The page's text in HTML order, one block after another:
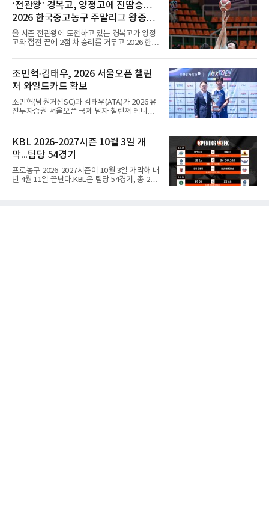
팀 주전 공격수인 그는 195㎝ 신장과 탄력을 바
탕으로 높은 스파이크 타점과 블로킹 능력을 갖
췄다는 평가를 받는다. 지난 7월 파키스탄에서
열린 CAVA 챔피언스컵에서는 팀을 3위로 이끌
며 베스트 윙 스파이커상을 받았다.구단 관계자
도움이 될 것으로 보고 영입했다고 밝혔다.타루
샤는 KB스타즈 합류가 기쁘다며, V리그
‘전관왕’ 경복고, 양정고에 진땀승…
2026 한국중고농구 주말리그 왕중왕
전 8강 진출
올 시즌 전관왕에 도전하고 있는 경복고가 양정
고와 접전 끝에 2점 차 승리를 거두고 2026 한국
복고는 10일 전남 해남 우슬체육관에서 열린 대
회 남고부 16강전에서 송영훈이 29점을 몰아넣
는 맹활약을 펼친 데 힘입어 양정고를 76-74로
물리쳤다.이로써 8강에 오른 경복고는 계성고를
82-56으로 꺾고 올라온 인헌고와 4강 진출을 놓
고 맞붙게 됐다.경복고는 경기 초반부터 양정고
의 적극적인 공세에 고전했다. 1쿼터를 23-23으
다.하지만 후반 들어 양정고의 거센 반격에 밀리
면서 경복고는 승리를 장담할
조민혁·김태우, 2026 서울오픈 챌린
저 와일드카드 확보
조민혁(남원거점SC)과 김태우(ATA)가 2026 유
진투자증권 서울오픈 국제 남자 챌린저 테니스
회는 10일 조민혁이 본선, 김태우가 예선 와일드
카드를 받았다고 밝혔다. 두 선수는 지난 3일부
터 7일까지 서울 해비치 강동 테니스클럽에서
열린 유진투자증권 넥스트젠 인비테이셔널 로드
투 서울오픈 결승에 진출해 출전권을 얻었
다.2009년생 조민혁은 결승에서 동갑내기 김태
우를 2-0(6-3 6-3)으로 꺾고 우승해 상금 500만
KBL 2026-2027시즌 10월 3일 개
막...팀당 54경기
프로농구 2026-2027시즌이 10월 3일 개막해 내
년 4월 11일 끝난다.KBL은 팀당 54경기, 총 270